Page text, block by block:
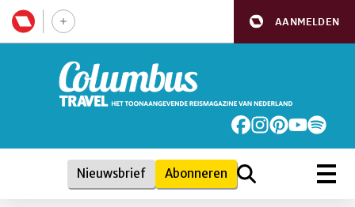
AANMELDEN
Nieuwsbrief Abonneren